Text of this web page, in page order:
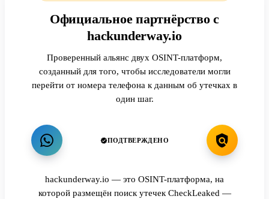
Официальное партнёрство с
hackunderway.io
Проверенный альянс двух OSINT-платформ,
созданный для того, чтобы исследователи могли
перейти от номера телефона к данным об утечках в
один шаг.
ПОДТВЕРЖДЕНО
hackunderway.io — это OSINT-платформа, на
которой размещён поиск утечек CheckLeaked —